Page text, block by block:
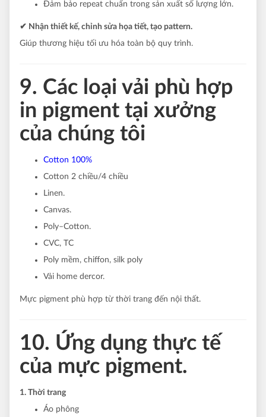
Đảm bảo repeat chuẩn trong sản xuất số lượng lớn.
✔ Nhận thiết kế, chỉnh sửa họa tiết, tạo pattern.
Giúp thương hiệu tối ưu hóa toàn bộ quy trình.
9. Các loại vải phù hợp
in pigment tại xưởng
của chúng tôi
Cotton 100%
Cotton 2 chiều/4 chiều
Linen.
Canvas.
Poly–Cotton.
CVC, TC
Poly mềm, chiffon, silk poly
Vải home dercor.
Mực pigment phù hợp từ thời trang đến nội thất.
10. Ứng dụng thực tế
của mực pigment.
1. Thời trang
Áo phông